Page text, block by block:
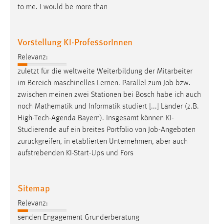
to me. I would be more than
Vorstellung KI-ProfessorInnen
Relevanz:
zuletzt für die weltweite Weiterbildung der Mitarbeiter
im Bereich maschinelles Lernen. Parallel zum Job bzw.
zwischen meinen zwei Stationen bei Bosch habe ich auch
noch Mathematik und Informatik studiert [...] Länder (z.B.
High-Tech-Agenda Bayern). Insgesamt können KI-
Studierende auf ein breites Portfolio von Job-Angeboten
zurückgreifen, in etablierten Unternehmen, aber auch
aufstrebenden KI-Start-Ups und Fors
Sitemap
Relevanz:
senden Engagement Gründerberatung
Zweck:
Conversion-Tracking
Cookie Laufzeit:
3 Monate
EXTERNE MEDIEN
Um Inhalte von Videoplattformen und Social Media
Plattformen anzeigen zu können, werden von diesen
YouTube
Vimeo